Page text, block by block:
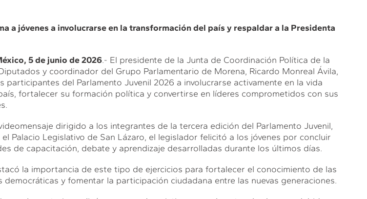
a jóvenes a involucrarse en la transformación del país y respaldar a la Presidenta
5 de junio de 2026.- El presidente de la Junta de Coordinación Política de la
y coordinador del Grupo Parlamentario de Morena, Ricardo Monreal Ávila,
participantes del Parlamento Juvenil 2026 a involucrarse activamente en la vida
fortalecer su formación política y convertirse en líderes comprometidos con sus
dirigido a los integrantes de la tercera edición del Parlamento Juvenil,
el Palacio Legislativo de San Lázaro, el legislador felicitó a los jóvenes por concluir
de capacitación, debate y aprendizaje desarrolladas durante los últimos días.
la importancia de este tipo de ejercicios para fortalecer el conocimiento de las
democráticas y fomentar la participación ciudadana entre las nuevas generaciones.